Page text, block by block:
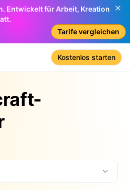
Entwickelt für Arbeit, Kreation
Tarife vergleichen
Kostenlos starten